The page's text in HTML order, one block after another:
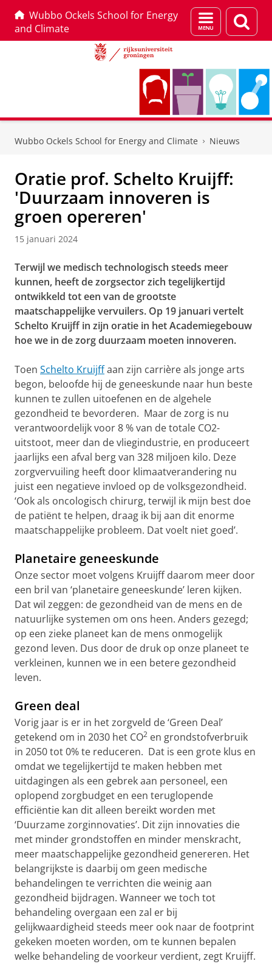
Wubbo Ockels School for Energy
and Climate
Menu
en
Wubbo Ockels School for Energy and Climate Nieuws
Oratie prof. Schelto Kruijff:
'Duurzaam innoveren is
groen opereren'
15 januari 2024
Terwijl we medisch technologisch steeds meer
kunnen, heeft de zorgsector zich tegelijkertijd
ontwikkeld tot een van de grootste
maatschappelijke vervuilers. Op 19 januari vertelt
Schelto Kruijff in zijn oratie in het Academiegebouw
hoe we in de zorg duurzaam moeten innoveren.
Toen Schelto Kruijffaan zijn carrière als jonge arts
begon, beloofde hij de geneeskunde naar hun beste
kunnen te zullen uitoefenen en de algehele
gezondheid te bevorderen. Maar de zorg is nu
verantwoordelijk voor 8 % van de totale CO2-
uitstoot, meer dan de vliegindustrie, en produceert
jaarlijks een afval berg van 328 miljoen kilo. Deze
zorgvervuiling heeft door klimaatverandering nu
juist een negatieve invloed op de volksgezondheid.
‘Ook als oncologisch chirurg, terwijl ik mijn best doe
de patiënt te helpen, draag ik bij aan dit enorme
maatschappelijke probleem. Dat voelt niet goed’.
Planetaire geneeskunde
Onze sector moet volgens Kruijff daarom meer door
een bril van ‘planetaire geneeskunde’ leren kijken.
Dat wil zeggen: de gezondheid van de mens en de
natuurlijke systemen om ons heen. Anders gezegd;
op een zieke planeet kan de mens onmogelijk
gezond leven. Dus door de druk op onze planeet te
verkleinen, kunnen we in een betere gezondheid
leven.
Green deal
Vorig jaar is er in het zorgveld de ‘Green Deal’
getekend om in 2030 het CO2 en grondstofverbruik
in 2050 tot 0% te reduceren. Dat is een grote klus en
omdat we tegelijkertijd te maken hebben met
uitdagingen als een gebrek aan personeel, een
oplopend zorgbudget en een teruglopende
efficiëntie kan dit alleen bereikt worden met
‘Duurzame zorginnovaties’. Dit zijn innovaties die
met minder grondstoffen en minder menskracht,
meer maatschappelijke gezondheid genereren. Het
belangrijkste is daarbij om geen medische
behandelingen te verrichten die weinig aan
gezondheid bijdragen. Wanneer we toch tot
behandeling overgaan een zal er bij
gelijkwaardigheid steeds meer ook naar de footprint
gekeken moeten worden, om te kunnen bepalen
welke behandeling de voorkeur verdient, zegt Kruijff.